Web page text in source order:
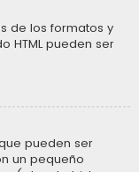
de los formatos y
HTML pueden ser
pueden ser
un pequeño